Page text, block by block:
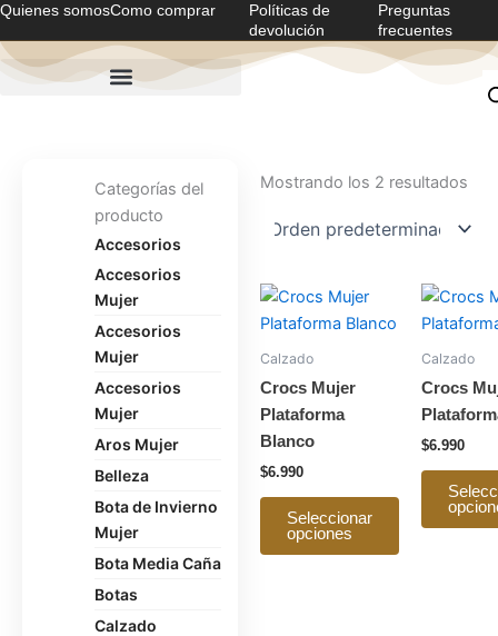
Ir
al
contenido
Quienes somosComo comprar
Políticas de
devolución
Preguntas
frecuentes
Categorías del
producto
Accesorios
Accesorios
Mujer
Accesorios
Mujer
Accesorios
Mujer
Aros Mujer
Belleza
Bota de Invierno
Mujer
Bota Media Caña
Botas
Calzado
Mostrando los 2 resultados
Calzado
Crocs Mujer
Plataforma
Blanco
$6.990
Seleccionar
opciones
Este
producto
tiene
opciones
pueden
Calzado
Crocs
$6.990